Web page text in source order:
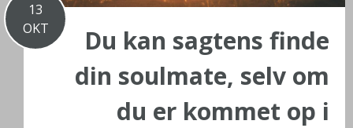
13
OKT
Du kan sagtens finde
din soulmate, selv om
du er kommet op i